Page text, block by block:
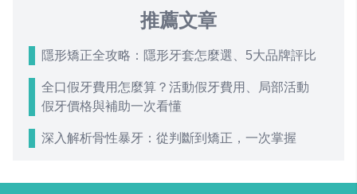
推薦文章
隱形矯正全攻略：隱形牙套怎麼選、5大品牌評比
全口假牙費用怎麼算？活動假牙費用、局部活動
假牙價格與補助一次看懂
深入解析骨性暴牙：從判斷到矯正，一次掌握